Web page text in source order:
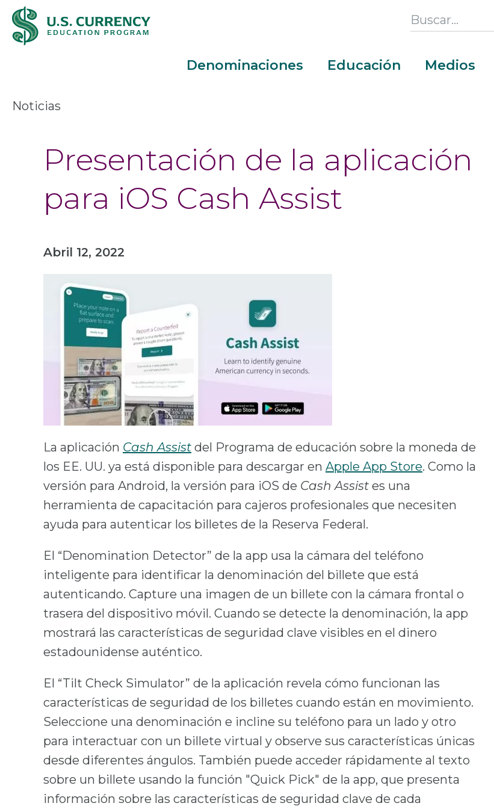
Pasar
al
contenido
Accessibility
Statement
Search
Section
Menu
Denominaciones Educación Medios
Noticias
Presentación de la aplicación
para iOS Cash Assist
Abril 12, 2022
La aplicación Cash Assist del Programa de educación sobre la moneda de
los EE. UU. ya está disponible para descargar en Apple App Store. Como la
versión para Android, la versión para iOS de Cash Assist es una
herramienta de capacitación para cajeros profesionales que necesiten
ayuda para autenticar los billetes de la Reserva Federal.
El “Denomination Detector” de la app usa la cámara del teléfono
inteligente para identificar la denominación del billete que está
autenticando. Capture una imagen de un billete con la cámara frontal o
trasera del dispositivo móvil. Cuando se detecte la denominación, la app
mostrará las características de seguridad clave visibles en el dinero
estadounidense auténtico.
El “Tilt Check Simulator” de la aplicación revela cómo funcionan las
características de seguridad de los billetes cuando están en movimiento.
Seleccione una denominación e incline su teléfono para un lado y otro
para interactuar con un billete virtual y observe sus características únicas
desde diferentes ángulos. También puede acceder rápidamente al texto
sobre un billete usando la función "Quick Pick" de la app, que presenta
información sobre las características de seguridad clave de cada